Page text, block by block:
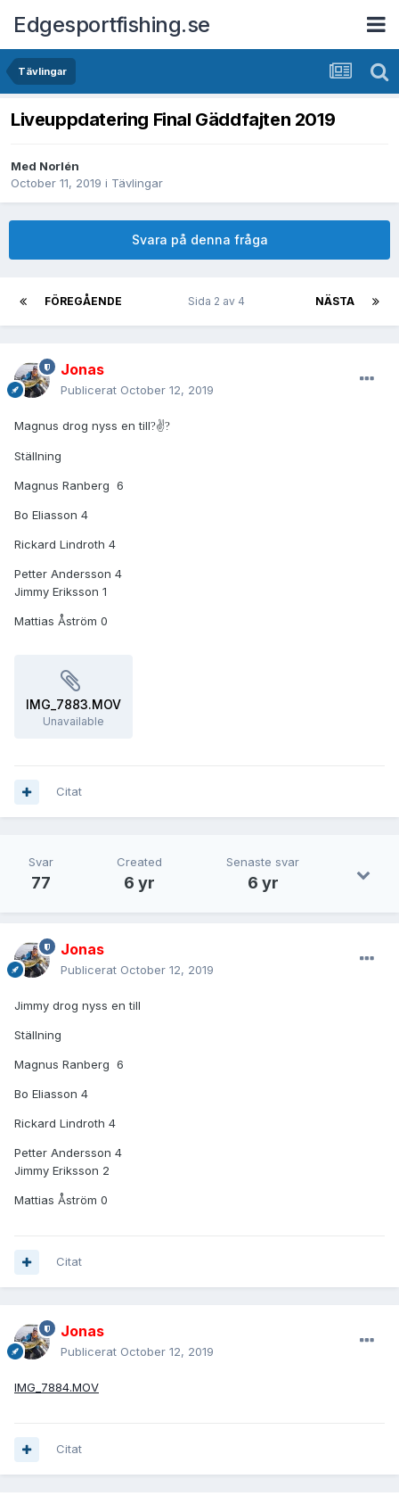
Edgesportfishing.se
Tävlingar
Liveuppdatering Final Gäddfajten 2019
Med Norlén
October 11, 2019 i Tävlingar
Svara på denna fråga
FÖREGÅENDE NÄSTA
Sida 2 av 4
Jonas
Publicerat October 12, 2019
Magnus drog nyss en till?✌?
Ställning
Magnus Ranberg 6
Bo Eliasson 4
Rickard Lindroth 4
Petter Andersson 4
Jimmy Eriksson 1
Mattias Åström 0
IMG_7883.MOV
Unavailable
Citat
Svar
77
Created
6 yr
Senaste svar
6 yr
Jonas
Publicerat October 12, 2019
Jimmy drog nyss en till
Ställning
Magnus Ranberg 6
Bo Eliasson 4
Rickard Lindroth 4
Petter Andersson 4
Jimmy Eriksson 2
Mattias Åström 0
Citat
Jonas
Publicerat October 12, 2019
IMG_7884.MOV
Citat